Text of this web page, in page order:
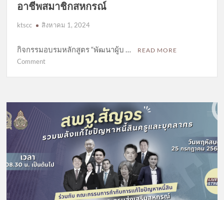
อาชีพสมาชิกสหกรณ์
ktscc สิงหาคม 1, 2024
กิจกรรมอบรมหลักสูตร “พัฒนาผู้บ … READ MORE
Commenton
เพื่อน
และ
อาชีพ
สมาชิก
สหกรณ์